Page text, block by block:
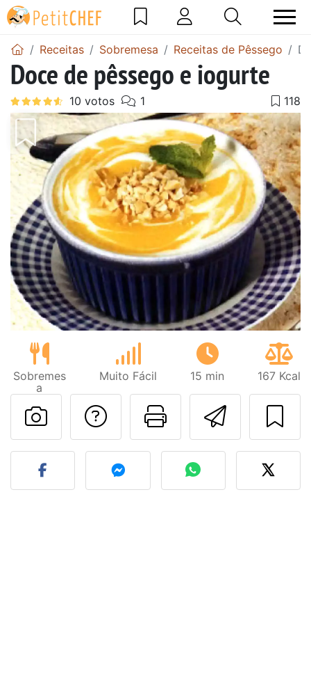
Receitas Sobremesa Receitas de Pêssego
Doce de pêssego e iogurte
Sobremes
a
Muito Fácil 15 min 167 Kcal
Imprima
Falar com o autor
Fez esta receita?